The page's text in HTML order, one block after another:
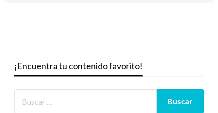
¡Encuentra tu contenido favorito!